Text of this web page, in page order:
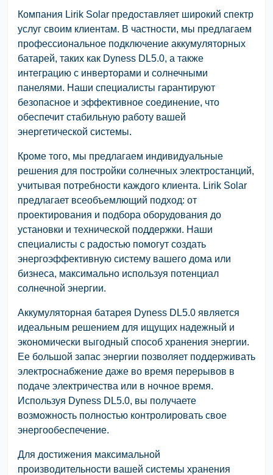
Компания Lirik Solar предоставляет широкий спектр
услуг своим клиентам. В частности, мы предлагаем
профессиональное подключение аккумуляторных
батарей, таких как Dyness DL5.0, а также
интеграцию с инверторами и солнечными
панелями. Наши специалисты гарантируют
безопасное и эффективное соединение, что
обеспечит стабильную работу вашей
энергетической системы.
Кроме того, мы предлагаем индивидуальные
решения для постройки солнечных электростанций,
учитывая потребности каждого клиента. Lirik Solar
предлагает всеобъемлющий подход: от
проектирования и подбора оборудования до
установки и технической поддержки. Наши
специалисты с радостью помогут создать
энергоэффективную систему вашего дома или
бизнеса, максимально используя потенциал
солнечной энергии.
Аккумуляторная батарея Dyness DL5.0 является
идеальным решением для ищущих надежный и
экономически выгодный способ хранения энергии.
Ее большой запас энергии позволяет поддерживать
электроснабжение даже во время перерывов в
подаче электричества или в ночное время.
Используя Dyness DL5.0, вы получаете
возможность полностью контролировать свое
энергообеспечение.
Для достижения максимальной
производительности вашей системы хранения